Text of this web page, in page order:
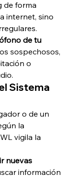
de forma
internet, sino
de tu
sospechosos,
o
Sistema
o de un
la
vigila la
nuevas
información